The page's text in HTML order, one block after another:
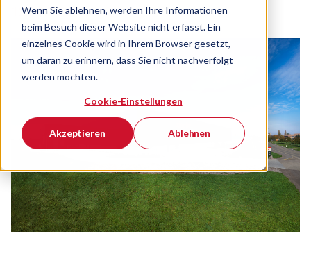
Wenn Sie ablehnen, werden Ihre Informationen
beim Besuch dieser Website nicht erfasst. Ein
einzelnes Cookie wird in Ihrem Browser gesetzt,
um daran zu erinnern, dass Sie nicht nachverfolgt
werden möchten.
Cookie-Einstellungen
Akzeptieren Ablehnen
12.01.2026